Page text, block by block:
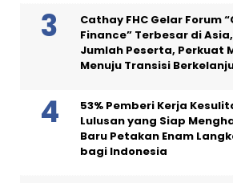
Cathay FHC Gelar Forum
Finance” Terbesar di
Jumlah Peserta, Perkuat
Menuju Transisi
53% Pemberi Kerja
Lulusan yang Siap
Baru Petakan Enam
bagi Indonesia